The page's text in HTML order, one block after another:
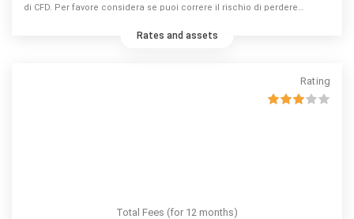
di CFD. Per favore considera se puoi correre il rischio di perdere
Rates and assets
Rating
Total Fees (for 12 months)